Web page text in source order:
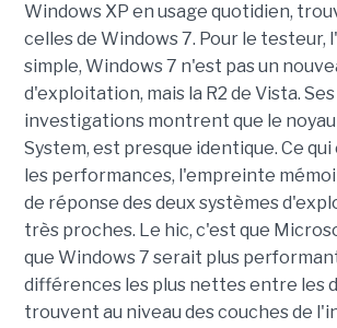
Windows XP en usage quotidien,
celles de Windows 7. Pour le testeur,
simple, Windows 7 n'est pas un
d'exploitation, mais la R2 de Vista.
investigations montrent que le noyau
System, est presque identique. Ce qui
les performances, l'empreinte
de réponse des deux systèmes
très proches. Le hic, c'est que
que Windows 7 serait plus
différences les plus nettes entre les
trouvent au niveau des couches de